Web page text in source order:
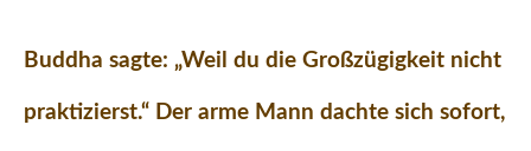
Buddha sagte: „Weil du die Großzügigkeit nicht
praktizierst.“ Der arme Mann dachte sich sofort,